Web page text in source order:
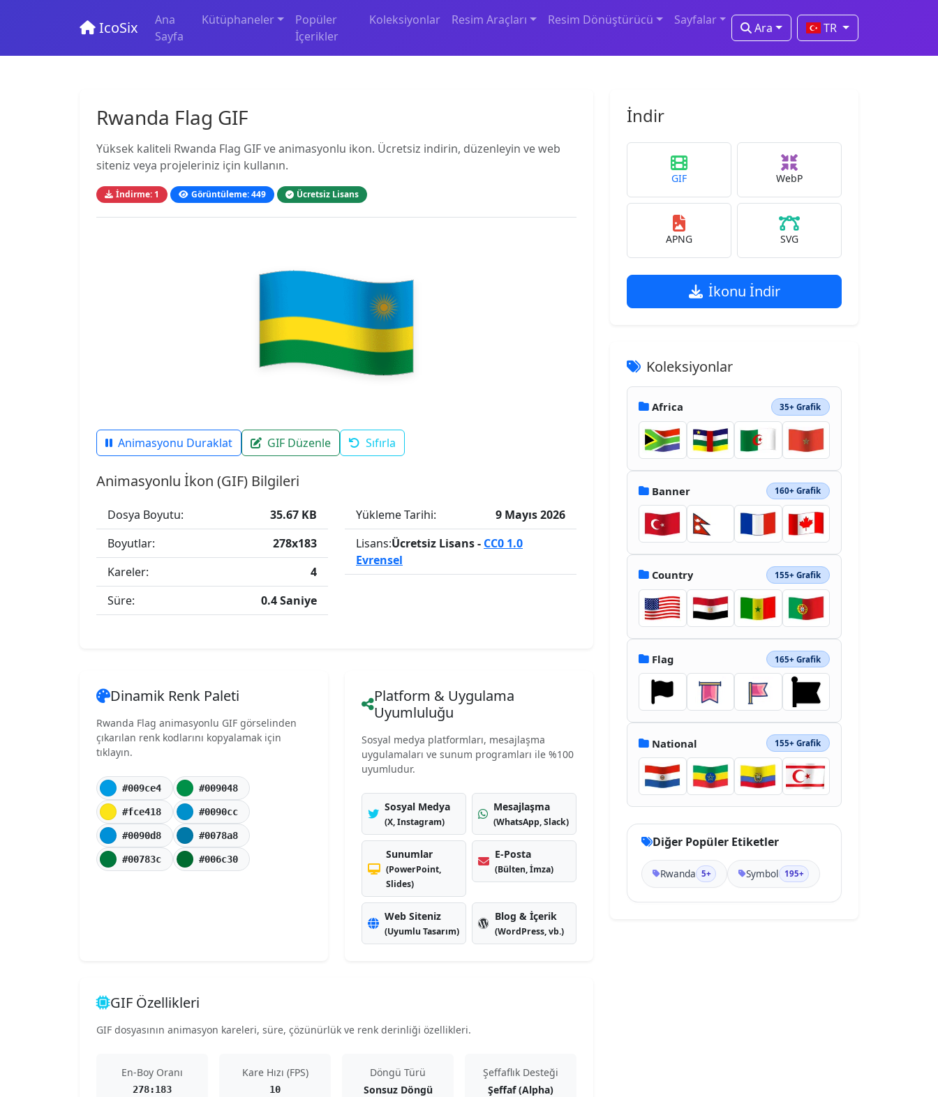
IcoSix
Ana
Sayfa
Kütüphaneler
Popüler
İçerikler
Koleksiyonlar Resim Araçları Resim Dönüştürücü Sayfalar
Ara TR
Rwanda Flag GIF
Yüksek kaliteli Rwanda Flag GIF ve animasyonlu ikon. Ücretsiz indirin, düzenleyin ve web
siteniz veya projeleriniz için kullanın.
İndirme: 1 Görüntüleme: 449 Ücretsiz Lisans
Animasyonu Duraklat GIF Düzenle Sıfırla
Animasyonlu İkon (GIF) Bilgileri
Dosya Boyutu:
35.67 KB
Boyutlar:
278x183
Kareler:
4
Süre:
0.4 Saniye
Yükleme Tarihi:
9 Mayıs 2026
Lisans:Ücretsiz Lisans - CC0 1.0
Evrensel
Dinamik Renk Paleti
Rwanda Flag animasyonlu GIF görselinden
çıkarılan renk kodlarını kopyalamak için
tıklayın.
#009ce4 #009048
#fce418 #0090cc
#0090d8 #0078a8
#00783c #006c30
Platform & Uygulama
Uyumluluğu
Sosyal medya platformları, mesajlaşma
uygulamaları ve sunum programları ile %100
uyumludur.
Sosyal Medya
(X, Instagram)
Mesajlaşma
(WhatsApp, Slack)
Sunumlar
(PowerPoint,
Slides)
E-Posta
(Bülten, İmza)
Web Siteniz
(Uyumlu Tasarım)
Blog & İçerik
(WordPress, vb.)
GIF Özellikleri
GIF dosyasının animasyon kareleri, süre, çözünürlük ve renk derinliği özellikleri.
En-Boy Oranı
278:183
Kare Hızı (FPS)
10
Döngü Türü
Sonsuz Döngü
Şeffaflık Desteği
Şeffaf (Alpha)
İndir
GIF WebP
APNG SVG
İkonu İndir
Koleksiyonlar
Africa 35+ Grafik
Banner 160+ Grafik
Country 155+ Grafik
Flag 165+ Grafik
National 155+ Grafik
Diğer Popüler Etiketler
Rwanda 5+ Symbol 195+